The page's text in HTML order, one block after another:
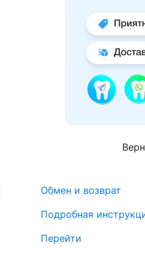
Обмен и возврат
Подробная
Перейти